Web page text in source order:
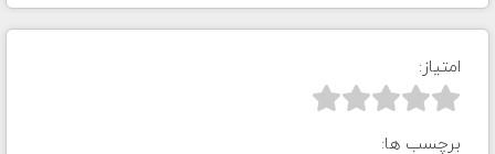
امتیاز:



برچسب ها: